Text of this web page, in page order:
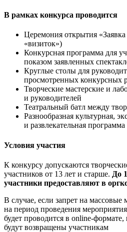
В рамках конкурса проводится
Церемония открытия
«визиток»)
Конкурсная программа для
показом заявленных
Круглые столы для
просмотренных конкурсных
Творческие мастерские и
и руководителей
Театральный батл между
Разнообразная культурная,
и развлекательная программа
Условия участия
К конкурсу допускаются
участников от 13 лет и старше. До
участники предоставляют в
В случае, если запрет на массовые
на период проведения
будет проводится в online-формате,
будут возвращены участникам